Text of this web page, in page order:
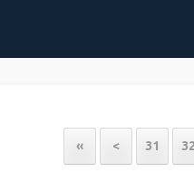
« < 31